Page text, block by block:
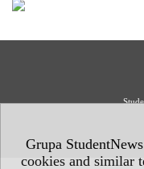
Grupa
cookies and similar